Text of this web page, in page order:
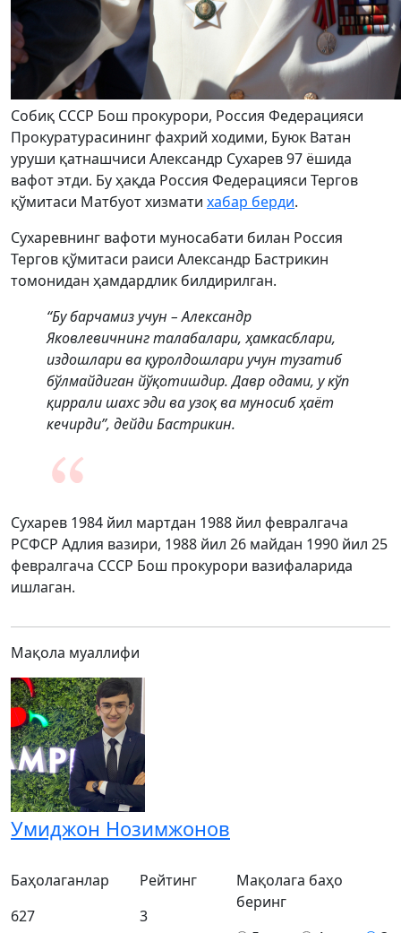
Собиқ СССР Бош прокурори, Россия Федерацияси
Прокуратурасининг фахрий ходими, Буюк Ватан
уруши қатнашчиси Александр Сухарев 97 ёшида
вафот этди. Бу ҳақда Россия Федерацияси Тергов
қўмитаси Матбуот хизмати хабар берди.
Сухаревнинг вафоти муносабати билан Россия
Тергов қўмитаси раиси Александр Бастрикин
томонидан ҳамдардлик билдирилган.
“Бу барчамиз учун – Александр
Яковлевичнинг талабалари, ҳамкасблари,
издошлари ва қуролдошлари учун тузатиб
бўлмайдиган йўқотишдир. Давр одами, у кўп
қиррали шахс эди ва узоқ ва муносиб ҳаёт
кечирди”, дейди Бастрикин.
Сухарев 1984 йил мартдан 1988 йил февралгача
РСФСР Адлия вазири, 1988 йил 26 майдан 1990 йил 25
февралгача СССР Бош прокурори вазифаларида
ишлаган.
Мақола муаллифи
Умиджон Нозимжонов
Баҳолаганлар
627
Рейтинг
3
Мақолага баҳо
беринг